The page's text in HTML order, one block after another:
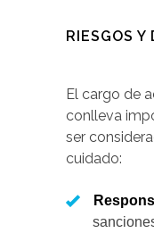
RIESGOS Y
El cargo de
conlleva
ser
cuidado: